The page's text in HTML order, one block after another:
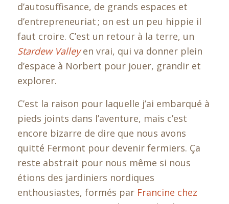
d’autosuffisance, de grands espaces et
d’entrepreneuriat ; on est un peu hippie il
faut croire. C’est un retour à la terre, un
Stardew Valleyen vrai, qui va donner plein
d’espace à Norbert pour jouer, grandir et
explorer.
C’est la raison pour laquelle j’ai embarqué à
pieds joints dans l’aventure, mais c’est
encore bizarre de dire que nous avons
quitté Fermont pour devenir fermiers. Ça
reste abstrait pour nous même si nous
étions des jardiniers nordiques
enthousiastes, formés par Francine chez